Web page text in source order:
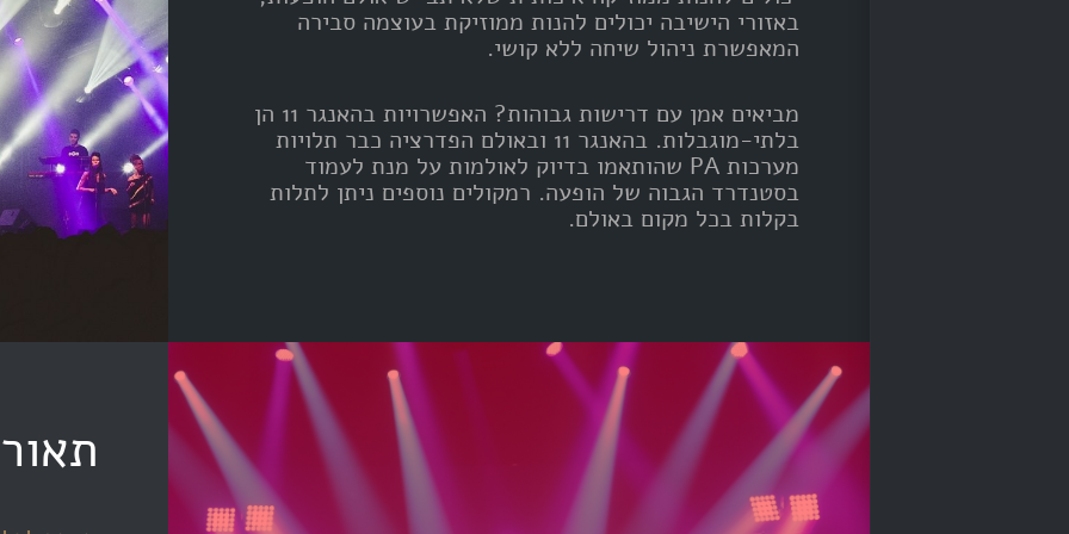
באזורי הישיבה יכולים להנות ממוזיקת בעוצמה סבירה
המאפשרת ניהול שיחה ללא קושי.
מביאים אמן עם דרישות גבוהות? האפשרויות בהאנגר 11 הן
בלתי-מוגבלות. בהאנגר 11 ובאולם הפדרציה כבר תלויות
מערכות PA שהותאמו בדיוק לאולמות על מנת לעמוד
בסטנדרד הגבוה של הופעה. רמקולים נוספים ניתן לתלות
בקלות בכל מקום באולם.